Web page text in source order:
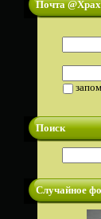
Почта
Поиск
Случайное